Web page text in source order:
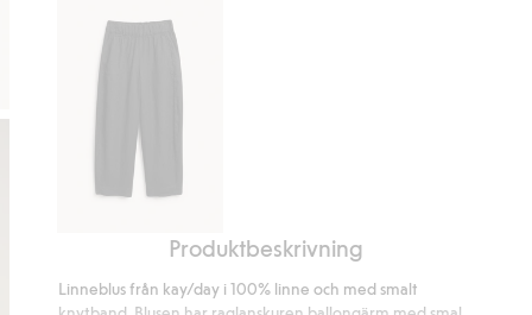
betyg
fit
Produktbeskrivning
Linneblus från kay/day i 100% linne och med smalt